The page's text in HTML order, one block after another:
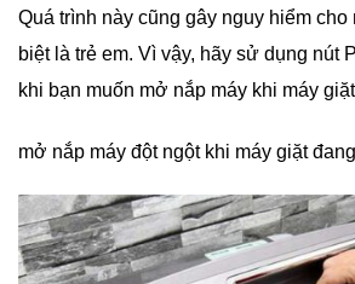
Quá trình này cũng gây nguy hiểm
biệt là trẻ em. Vì vậy, hãy sử dụng nút
khi bạn muốn mở nắp máy khi máy
mở nắp máy đột ngột khi máy giặt